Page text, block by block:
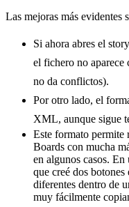
Las mejoras más evidentes
Si ahora abres el
el fichero no
no da conflictos).
Por otro lado, el
XML, aunque sigue
Este formato
Boards con mucha
en algunos casos.
que creé dos
diferentes dentro de
muy fácilmente